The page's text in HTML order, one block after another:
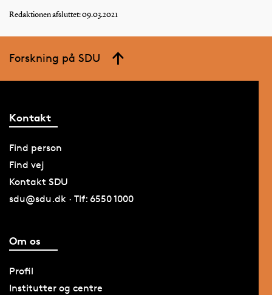
Redaktionen afsluttet: 09.03.2021
Forskning på SDU
Kontakt
Find person
Find vej
Kontakt SDU
sdu@sdu.dk · Tlf: 6550 1000
Om os
Profil
Institutter og centre